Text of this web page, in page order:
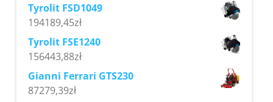
Tyrolit FSD1049
194189,45zł
Tyrolit FSE1240
156443,88zł
Gianni Ferrari GTS230
87279,39zł